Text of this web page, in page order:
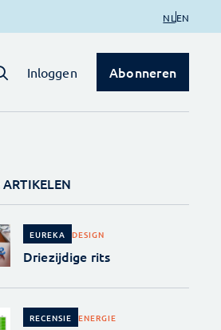
NL EN
Inloggen Abonneren
EUREKA DESIGN
Driezijdige rits
RECENSIE ENERGIE